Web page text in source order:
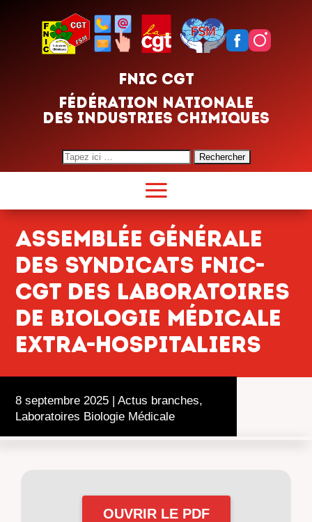
FNIC CGT
FÉDÉRATION NATIONALE
DES INDUSTRIES CHIMIQUES
Search
for:
ASSEMBLÉE GÉNÉRALE
DES SYNDICATS FNIC-
CGT DES LABORATOIRES
DE BIOLOGIE MÉDICALE
EXTRA-HOSPITALIERS
8 septembre 2025 | Actus branches,
Laboratoires Biologie Médicale
OUVRIR LE PDF